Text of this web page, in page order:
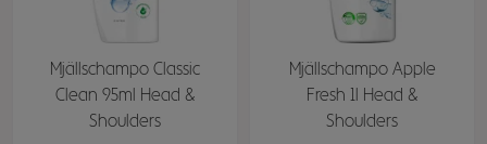
Mjällschampo Classic
Clean 95ml Head &
Shoulders
Mjällschampo Apple
Fresh 1l Head &
Shoulders